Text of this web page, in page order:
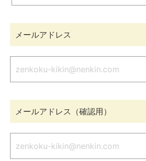
メールアドレス
メールアドレス（確認用）